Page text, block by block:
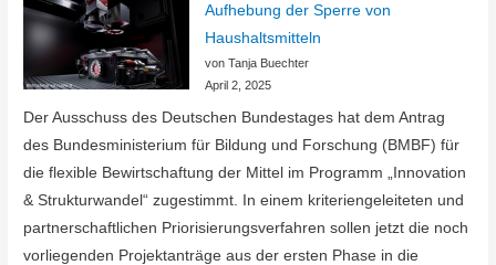
Ausbildung
Aufhebung der Sperre von
Haushaltsmitteln
von Tanja Buechter
April 2, 2025
Der Ausschuss des Deutschen Bundestages hat dem Antrag
des Bundesministerium für Bildung und Forschung (BMBF) für
die flexible Bewirtschaftung der Mittel im Programm „Innovation
& Strukturwandel“ zugestimmt. In einem kriteriengeleiteten und
partnerschaftlichen Priorisierungsverfahren sollen jetzt die noch
vorliegenden Projektanträge aus der ersten Phase in die